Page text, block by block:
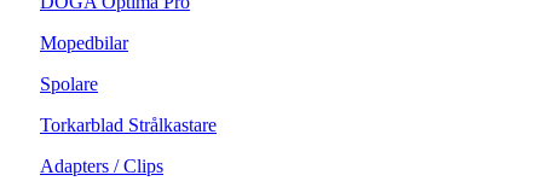
Mopedbilar
Spolare
Torkarblad Strålkastare
Adapters / Clips